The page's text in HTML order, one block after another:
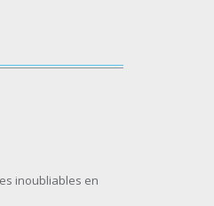
inoubliables en